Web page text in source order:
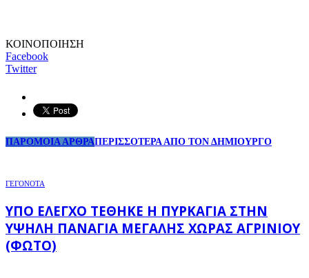
ΚΟΙΝΟΠΟΙΗΣΗ
Facebook
Twitter
ΠΑΡΟΜΟΙΑ ΑΡΘΡΑΠΕΡΙΣΣΟΤΕΡΑ ΑΠΟ ΤΟΝ ΔΗΜΙΟΥΡΓΟ
ΓΕΓΟΝΟΤΑ
ΥΠΌ ΈΛΕΓΧΟ ΤΈΘΗΚΕ Η ΠΥΡΚΑΓΙΆ ΣΤΗΝ
ΥΨΗΛΉ ΠΑΝΑΓΙΆ ΜΕΓΆΛΗΣ ΧΏΡΑΣ ΑΓΡΙΝΊΟΥ
(ΦΩΤΌ)